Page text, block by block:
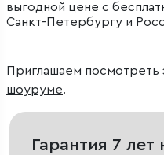
выгодной цене с
Санкт-Петербургу и
Приглашаем посмотреть
шоуруме.
Гарантия 7 лет